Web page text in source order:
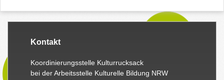
Kontakt
Koordinierungsstelle Kulturrucksack
bei der Arbeitsstelle Kulturelle Bildung NRW